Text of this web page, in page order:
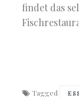
findet das
Tagged